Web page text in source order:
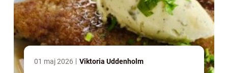
01 maj 2026 Viktoria Uddenholm